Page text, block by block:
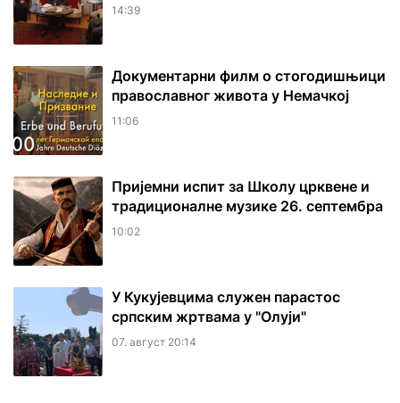
14:39
Документарни филм о стогодишњици
православног живота у Немачкој
11:06
Пријемни испит за Школу црквене и
традиционалне музике 26. септембра
10:02
У Кукујевцима служен парастос
српским жртвама у "Олуји"
07. август 20:14